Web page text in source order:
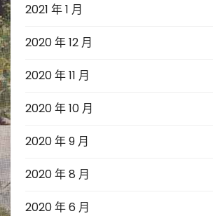
2021 年 1 月
2020 年 12 月
2020 年 11 月
2020 年 10 月
2020 年 9 月
2020 年 8 月
2020 年 6 月